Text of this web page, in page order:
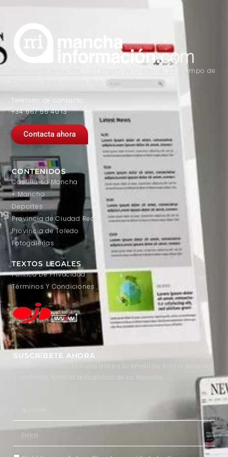
Manchainformación. – C/ Virgen de Criptana, 22. Campo de
Criptana 13610 Ciudad Real (España)
Teléfono de contacto:
+34 667 55 40 13
Contacta ahora
CONTENIDOS
Castilla-La Mancha
+ Mancha
Deportes
Provincia de Ciudad Real
Provincia de Toledo
Fotogalerías
TEXTOS LEGALES
Política De Privacidad
Términos Y Condiciones
SUSCRÍBETE AHORA
Recibe las noticias cada día en tu email de forma sencilla
y cómoda, toda la actualidad de La Mancha.